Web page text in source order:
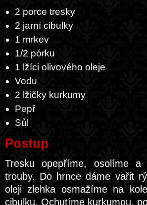
2 porce tresky
2 jarní cibulky
1 mrkev
1/2 pórku
1 lžíci olivového oleje
Vodu
2 lžičky kurkumy
Pepř
Sůl
Postup
Tresku opepříme, osolíme
trouby. Do hrnce dáme vařit
oleji zlehka osmažíme na
cibulku. Ochutíme kurkumou,